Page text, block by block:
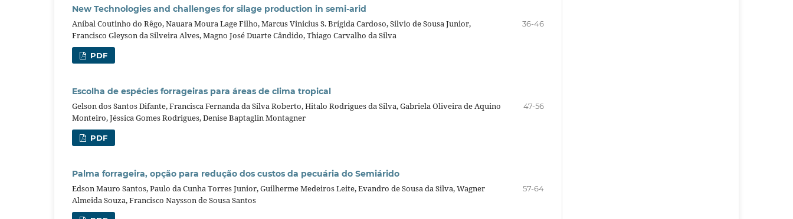
New Technologies and challenges for silage production in semi-arid
Aníbal Coutinho do Rêgo, Nauara Moura Lage Filho, Marcus Vinicius S. Brígida Cardoso, Silvio de Sousa Junior,
Francisco Gleyson da Silveira Alves, Magno José Duarte Cândido, Thiago Carvalho da Silva
36-46
PDF
Escolha de espécies forrageiras para áreas de clima tropical
Gelson dos Santos Difante, Francisca Fernanda da Silva Roberto, Hitalo Rodrigues da Silva, Gabriela Oliveira de Aquino
Monteiro, Jéssica Gomes Rodrigues, Denise Baptaglin Montagner
47-56
PDF
Palma forrageira, opção para redução dos custos da pecuária do Semiárido
Edson Mauro Santos, Paulo da Cunha Torres Junior, Guilherme Medeiros Leite, Evandro de Sousa da Silva, Wagner
Almeida Souza, Francisco Naysson de Sousa Santos
57-64